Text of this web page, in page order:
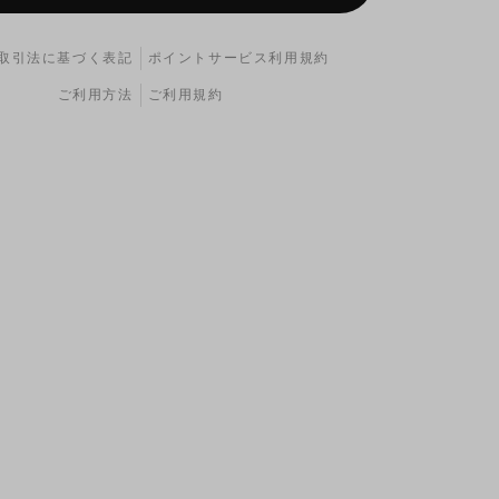
引法に基づく表記 ポイントサービス利用規約
ご利用方法 ご利用規約